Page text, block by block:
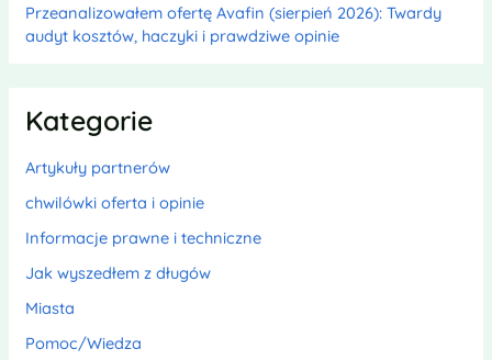
Przeanalizowałem ofertę Avafin (sierpień 2026): Twardy
audyt kosztów, haczyki i prawdziwe opinie
Kategorie
Artykuły partnerów
chwilówki oferta i opinie
Informacje prawne i techniczne
Jak wyszedłem z długów
Miasta
Pomoc/Wiedza